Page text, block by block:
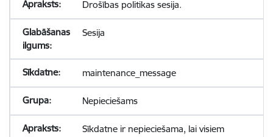
Drošības politikas sesija.
Sesija
maintenance_message
Nepieciešams
Sīkdatne ir nepieciešama, lai visiem